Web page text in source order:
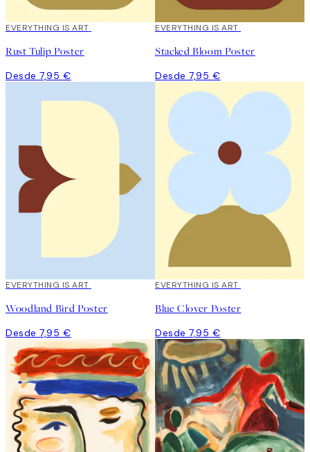
EVERYTHING IS ART
Rust Tulip Poster
Desde 7,95 €
EVERYTHING IS ART
Stacked Bloom Poster
Desde 7,95 €
EVERYTHING IS ART
Woodland Bird Poster
Desde 7,95 €
EVERYTHING IS ART
Blue Clover Poster
Desde 7,95 €